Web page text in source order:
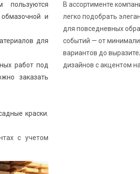
пользуются
и
для
работ под
заказать
краски.
с учетом
В ассортименте
легко подобрать
для повседневных
событий — от
вариантов до
дизайнов с акцентом